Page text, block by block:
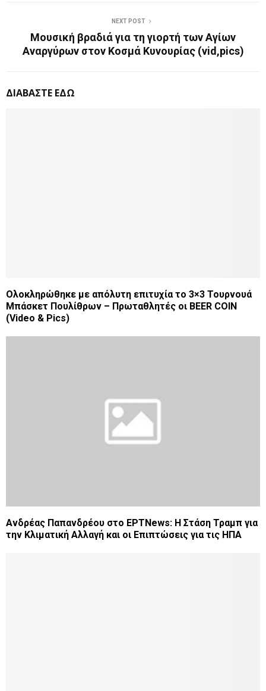
NEXT POST
Μουσική βραδιά για τη γιορτή των Αγίων
Αναργύρων στον Κοσμά Κυνουρίας (vid,pics)
ΔΙΑΒΑΣΤΕ ΕΔΩ
Ολοκληρώθηκε με απόλυτη επιτυχία το 3×3 Τουρνουά
Μπάσκετ Πουλίθρων – Πρωταθλητές οι BEER COIN
(Video & Pics)
Ανδρέας Παπανδρέου στο ΕΡΤNews: Η Στάση Τραμπ για
την Κλιματική Αλλαγή και οι Επιπτώσεις για τις ΗΠΑ